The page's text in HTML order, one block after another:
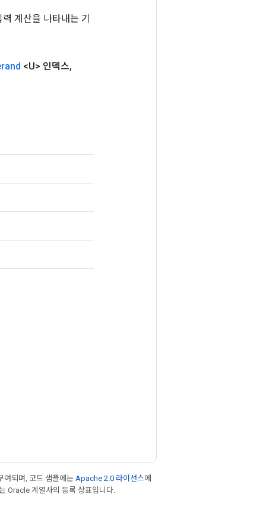
계산을 나타내는 기
<U> 인덱스,
여되며, 코드 샘플에는 Apache 2.0 라이선스에
Oracle 계열사의 등록 상표입니다.